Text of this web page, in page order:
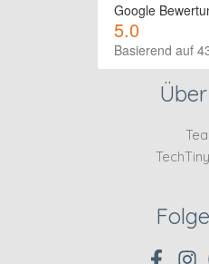
Google
5.0
Basierend auf